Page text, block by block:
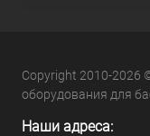
Copyright 2010-2026
оборудования для
Наши адреса: